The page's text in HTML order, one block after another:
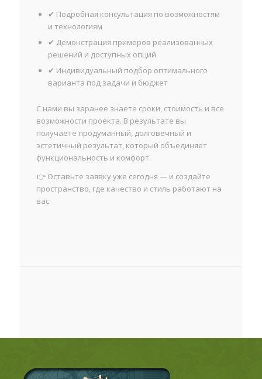
✔ Подробная консультация по возможностям
и технологиям
✔ Демонстрация примеров реализованных
решений и доступных опций
✔ Индивидуальный подбор оптимального
варианта под задачи и бюджет
С нами вы заранее знаете сроки, стоимость и все
возможности проекта. В результате вы
получаете продуманный, долговечный и
эстетичный результат, который объединяет
функциональность и комфорт.
👉 Оставьте заявку уже сегодня — и создайте
пространство, где качество и стиль работают на
вас.